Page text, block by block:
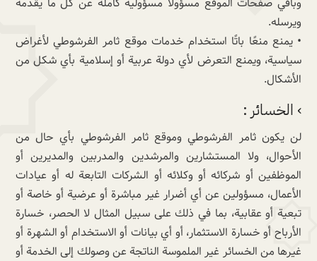
ويرسله.
• يمنع منعًا باتًا استخدام خدمات موقع ثامر الفرشوطي لأغراض
سياسية، ويمنع التعرض لأي دولة عربية أو إسلامية بأي شكل من
الأشكال.
› الخسائر :
لن يكون ثامر الفرشوطي وموقع ثامر الفرشوطي بأي حال من
الأحوال، ولا المستشارين والمرشدين والمدربين والمديرين أو
الموظفين أو شركائه أو وكلائه أو الشركات التابعة له أو عيادات
الأعمال، مسؤولين عن أي أضرار غير مباشرة أو عرضية أو خاصة أو
تبعية أو عقابية، بما في ذلك على سبيل المثال لا الحصر، خسارة
الأرباح أو خسارة الاستثمار، أو أي بيانات أو الاستخدام أو الشهرة أو
غيرها من الخسائر غير الملموسة الناتجة عن وصولك إلى الخدمة أو